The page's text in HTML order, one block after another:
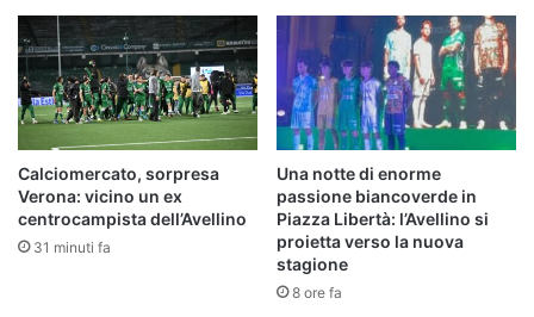
Calciomercato, sorpresa
Verona: vicino un ex
centrocampista dell’Avellino
31 minuti fa
Una notte di enorme
passione biancoverde in
Piazza Libertà: l’Avellino si
proietta verso la nuova
stagione
8 ore fa